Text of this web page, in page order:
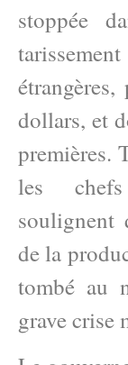
stoppée
dollars, et
premières.
les chefs
soulignent
de la
tombé au
grave crise